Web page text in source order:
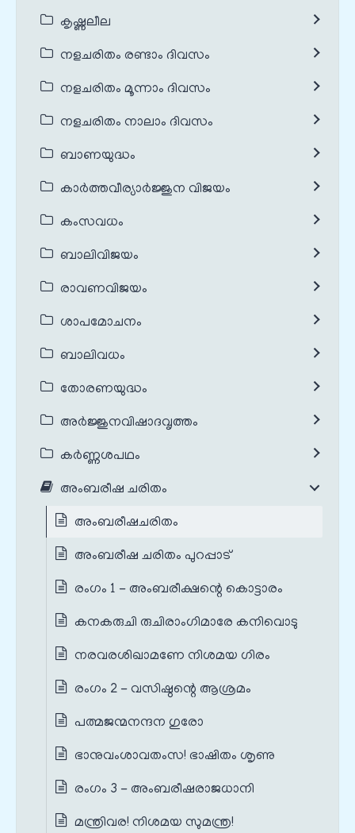
കൃഷ്ണലീല
നളചരിതം രണ്ടാം ദിവസം
നളചരിതം മൂന്നാം ദിവസം
നളചരിതം നാലാം ദിവസം
ബാണയുദ്ധം
കാർത്തവീര്യാർജ്ജുന വിജയം
കംസവധം
ബാലിവിജയം
രാവണവിജയം
ശാപമോചനം
ബാലിവധം
തോരണയുദ്ധം
അർജ്ജുനവിഷാദവൃത്തം
കർണ്ണശപഥം
അംബരീഷ ചരിതം
അംബരീഷചരിതം
അംബരീഷ ചരിതം പുറപ്പാട്
രംഗം 1 - അംബരീക്ഷന്റെ കൊട്ടാരം
കനകരുചി രുചിരാംഗിമാരേ കനിവൊടു
നരവരശിഖാമണേ നിശമയ ഗിരം
രംഗം 2 - വസിഷ്ഠന്റെ ആശ്രമം
പത്മജന്മനന്ദന ഗുരോ
ഭാനുവംശാവതംസ! ഭാഷിതം ശൃണു
രംഗം 3 - അംബരീഷരാജധാനി
മന്ത്രിവര! നിശമയ സുമന്ത്ര!